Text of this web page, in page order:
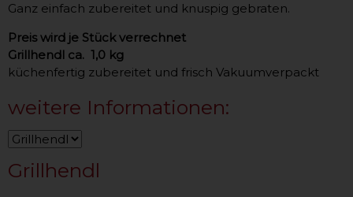
Ganz einfach zubereitet und knuspig gebraten.
Preis wird je Stück verrechnet
Grillhendl ca. 1,0 kg
küchenfertig zubereitet und frisch Vakuumverpackt
weitere Informationen:
Grillhendl